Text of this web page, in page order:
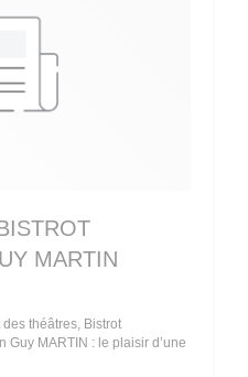
MARTIN
théâtres, Bistrot
Guy MARTIN : le plaisir d’une